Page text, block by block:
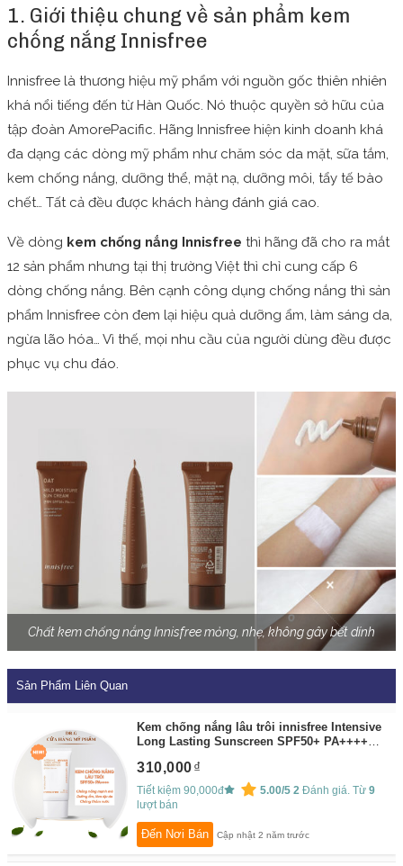
1. Giới thiệu chung về sản phẩm kem
chống nắng Innisfree
Innisfree là thương hiệu mỹ phẩm với nguồn gốc thiên nhiên
khá nổi tiếng đến từ Hàn Quốc. Nó thuộc quyền sở hữu của
tập đoàn AmorePacific. Hãng Innisfree hiện kinh doanh khá
đa dạng các dòng mỹ phẩm như chăm sóc da mặt, sữa tắm,
kem chống nắng, dưỡng thể, mặt nạ, dưỡng môi, tẩy tế bào
chết… Tất cả đều được khách hàng đánh giá cao.
Về dòng kem chống nắng Innisfree thì hãng đã cho ra mắt
12 sản phẩm nhưng tại thị trường Việt thì chỉ cung cấp 6
dòng chống nắng. Bên cạnh công dụng chống nắng thì sản
phẩm Innisfree còn đem lại hiệu quả dưỡng ẩm, làm sáng da,
ngừa lão hóa… Vì thế, mọi nhu cầu của người dùng đều được
phục vụ chu đáo.
Chất kem chống nắng Innisfree mỏng, nhẹ, không gây bết dính
Sản Phẩm Liên Quan
Kem chống nắng lâu trôi innisfree Intensive
Long Lasting Sunscreen SPF50+ PA++++
310,000
Tiết kiệm 90,000đ 5.00/5 2 Đánh giá. Từ9
lượt bán
Đến Nơi Bán Cập nhật 2 năm trước